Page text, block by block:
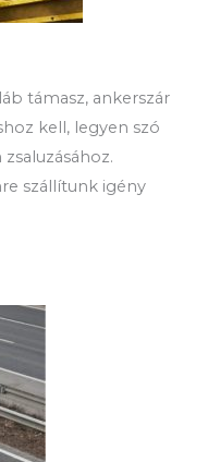
támasz, ankerszár
kell, legyen szó
szállítunk igény